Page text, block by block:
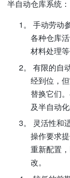
半自动仓库系统：
1。 手动劳动
各种仓库
材料处理等
2。 有限的自
经到位，
替换它们
及半自动
3。 灵活性和
操作要求
重新配置
改。